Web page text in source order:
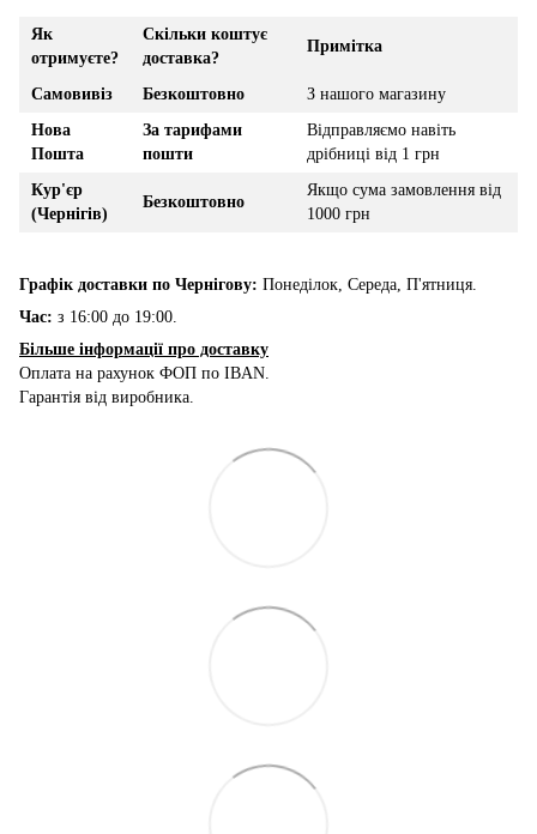
Як
отримуєте?
Скільки коштує
доставка?
Примітка
Самовивіз Безкоштовно
З нашого магазину
Нова
Пошта
За тарифами
пошти
Відправляємо навіть
дрібниці від 1 грн
Кур'єр
(Чернігів)
Безкоштовно
Якщо сума замовлення від
1000 грн
Графік доставки по Чернігову: Понеділок, Середа, П'ятниця.
Час: з 16:00 до 19:00.
Більше інформації про доставку
Оплата на рахунок ФОП по IBAN.
Гарантія від виробника.